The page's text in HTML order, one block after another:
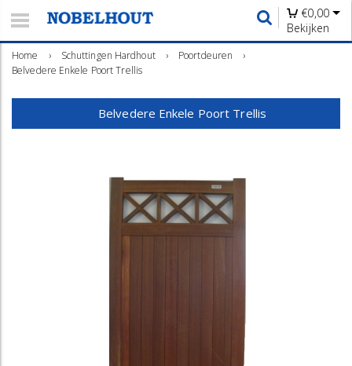
€0,00
Bekijken
Home › Schuttingen Hardhout › Poortdeuren
›
Belvedere Enkele Poort Trellis
Belvedere Enkele Poort Trellis